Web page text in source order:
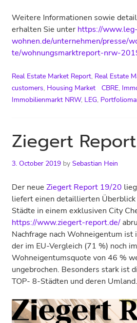
Weitere Informationen sowie
erhalten Sie unter https://www.leg-
wohnen.de/unternehmen/presse/
te/wohnungsmarktreport-nrw-
Real Estate Market Report, Real Estate
customers, Housing Market CBRE,
Immobilienmarkt NRW, LEG,
Ziegert
3. October 2019 by Sebastian Hein
Der neue Ziegert Report 19/20
liefert einen detaillierten
Städte in einem exklusiven City
https://www.ziegert-report.de/
Nachfrage nach Wohneigentum
der im EU-Vergleich (71 %) noch
Wohneigentumsquote von 46 %
ungebrochen. Besonders stark ist
TOP- 8-Städten und deren Umland.